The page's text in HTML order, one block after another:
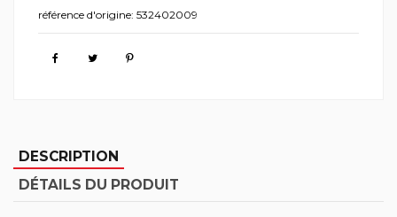
référence d'origine: 532402009
DESCRIPTION
DÉTAILS DU PRODUIT